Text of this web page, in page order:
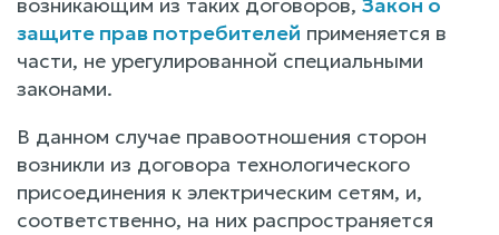
защите прав потребителей применяется в
части, не урегулированной специальными
законами.
В данном случае правоотношения сторон
возникли из договора технологического
присоединения к электрическим сетям, и,
соответственно, на них распространяется